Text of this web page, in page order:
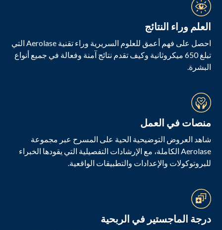
العلم وراء النتائج
احصل على فهم أعمق للعلوم السريرية وراء تقنية Aerolase التي
تبلغ 650 ميكروثانية وكيف تقدم نتائج آمنة وفعالة في جميع أنواع
البشرة.
منصات في العمل
شاهد العروض التوضيحية الحية على المسرح عبر مجموعة
Aerolase الكاملة، مع الإرشادات التفصيلية التي يقودها الخبراء
للبروتوكولات والإعدادات والتطبيقات الواقعية.
درجة الماجستير في الربحية